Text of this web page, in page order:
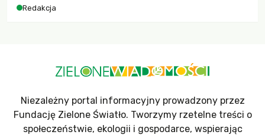
odnotowano największe tąpnięcie ODA w historii. Jakie będą
Redakcja
Niezależny portal informacyjny prowadzony przez
Fundację Zielone Światło. Tworzymy rzetelne treści o
społeczeństwie, ekologii i gospodarce, wspierając